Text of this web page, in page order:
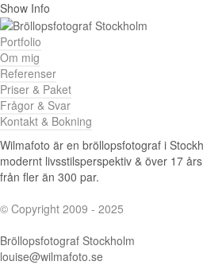
Show Info
Portfolio
Om mig
Referenser
Priser & Paket
Frågor & Svar
Kontakt & Bokning
Wilmafoto är en bröllopsfotograf i
modernt livsstilsperspektiv & över 17
från fler än 300 par.
© Copyright 2009 - 2025
Bröllopsfotograf Stockholm
louise@wilmafoto.se